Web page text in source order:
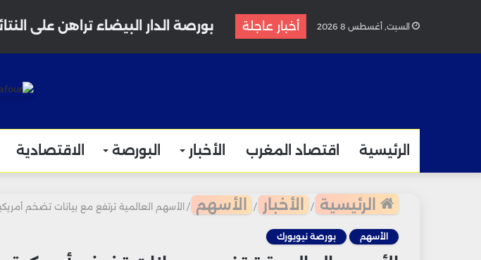
السبت, أغسطس 8 2026 أخبار عاجلة بورصة الدار البيضاء تراهن على
الرئيسية اقتصاد المغرب الأخبار البورصة الاقتصادية
الرئيسية / الأخبار / الأسهم / الأسهم العالمية ترتفع مع بيانات تضخم
الأسهم بورصة نيويورك